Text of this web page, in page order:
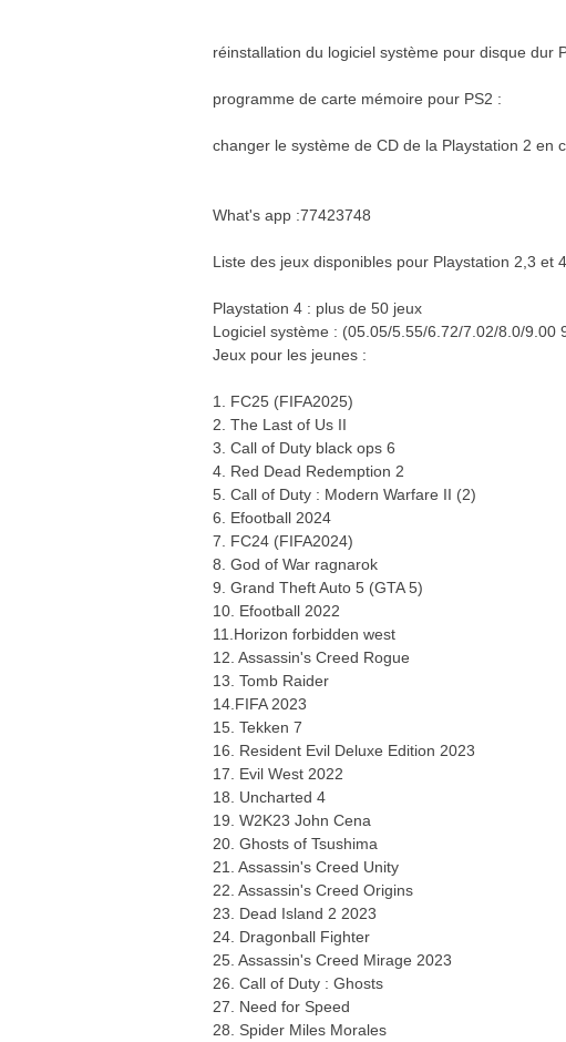
réinstallation du logiciel système pour disque dur
programme de carte mémoire pour PS2 :
changer le système de CD de la Playstation 2 en
What's app :77423748
Liste des jeux disponibles pour Playstation 2,3 et
Playstation 4 : plus de 50 jeux
Logiciel système : (05.05/5.55/6.72/7.02/8.0/9.00
Jeux pour les jeunes :
1. FC25 (FIFA2025)
2. The Last of Us II
3. Call of Duty black ops 6
4. Red Dead Redemption 2
5. Call of Duty : Modern Warfare II (2)
6. Efootball 2024
7. FC24 (FIFA2024)
8. God of War ragnarok
9. Grand Theft Auto 5 (GTA 5)
10. Efootball 2022
11.Horizon forbidden west
12. Assassin's Creed Rogue
13. Tomb Raider
14.FIFA 2023
15. Tekken 7
16. Resident Evil Deluxe Edition 2023
17. Evil West 2022
18. Uncharted 4
19. W2K23 John Cena
20. Ghosts of Tsushima
21. Assassin's Creed Unity
22. Assassin's Creed Origins
23. Dead Island 2 2023
24. Dragonball Fighter
25. Assassin's Creed Mirage 2023
26. Call of Duty : Ghosts
27. Need for Speed
28. Spider Miles Morales